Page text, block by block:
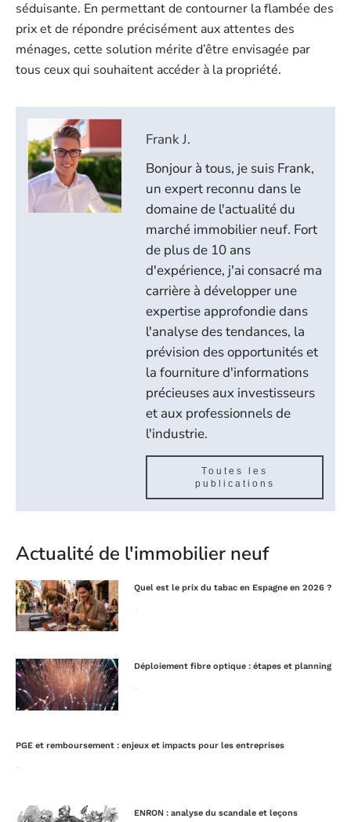
séduisante. En permettant de contourner la flambée des
prix et de répondre précisément aux attentes des
ménages, cette solution mérite d’être envisagée par
tous ceux qui souhaitent accéder à la propriété.
Frank J.
Bonjour à tous, je suis Frank,
un expert reconnu dans le
domaine de l'actualité du
marché immobilier neuf. Fort
de plus de 10 ans
d'expérience, j'ai consacré ma
carrière à développer une
expertise approfondie dans
l'analyse des tendances, la
prévision des opportunités et
la fourniture d'informations
précieuses aux investisseurs
et aux professionnels de
l'industrie.
Toutes les
publications
Actualité de l'immobilier neuf
Quel est le prix du tabac en Espagne en 2026 ?
Déploiement fibre optique : étapes et planning
PGE et remboursement : enjeux et impacts pour les entreprises
ENRON : analyse du scandale et leçons